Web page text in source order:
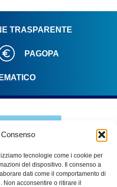
tecnologie come i cookie per
del dispositivo. Il consenso a
dati come il comportamento di
acconsentire o ritirare il
TRASPARENTE
PAGOPA